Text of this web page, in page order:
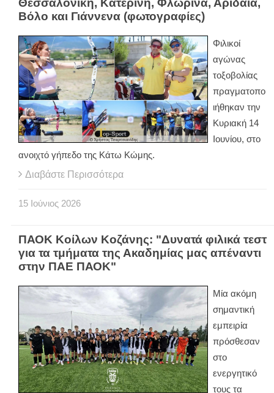
Θεσσαλονίκη, Κατερίνη, Φλώρινα, Αριδαία,
Βόλο και Γιάννενα (φωτογραφίες)
Φιλικοί
αγώνας
τοξοβολίας
πραγματοπο
ιήθηκαν την
Κυριακή 14
Ιουνίου, στο
ανοιχτό γήπεδο της Κάτω Κώμης.
Διαβάστε Περισσότερα
15 Ιούνιος 2026
ΠΑΟΚ Κοίλων Κοζάνης: "Δυνατά φιλικά τεστ
για τα τμήματα της Ακαδημίας μας απέναντι
στην ΠΑΕ ΠΑΟΚ"
Μία ακόμη
σημαντική
εμπειρία
πρόσθεσαν
στο
ενεργητικό
τους τα